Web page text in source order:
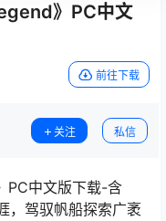
》PC中文
前往下载
关注 私信
PC中文版下载-含
，驾驭帆船探索广袤